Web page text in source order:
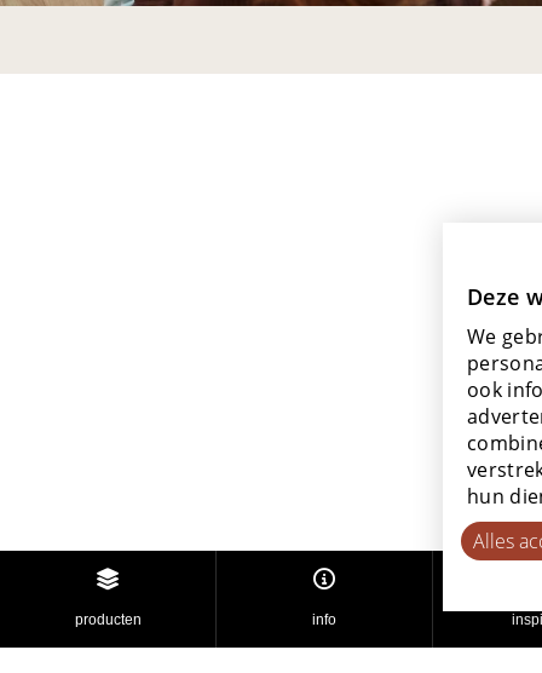
producten info
Deze
We
ook
hun
Alles